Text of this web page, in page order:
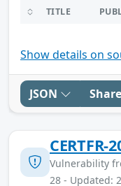
TITLE
Show details on
JSON Share
CERTFR-
Vulnerability
28 - Updated: